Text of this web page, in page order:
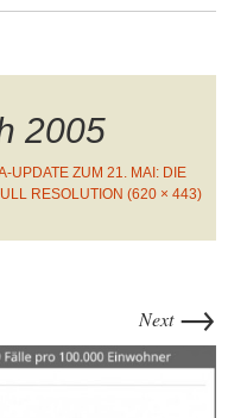
2005
UPDATE ZUM 21. MAI: DIE
RESOLUTION (620 × 443)
Next →